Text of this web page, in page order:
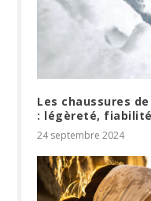
Les chaussures
: légèreté,
24 septembre 2024